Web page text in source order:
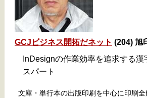
GCJビジネス開拓だネット (204) 旭
InDesignの作業効率を追求する漢
スパート
文庫・単行本の出版印刷を中心に印刷